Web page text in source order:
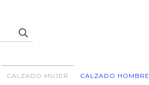
CALZADO MUJER CALZADO HOMBRE